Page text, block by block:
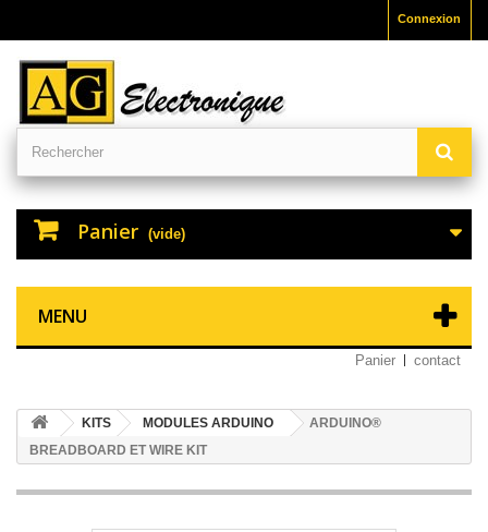
Connexion
Panier (vide)
MENU
Panier contact
KITS MODULES ARDUINO
ARDUINO®
BREADBOARD ET WIRE KIT